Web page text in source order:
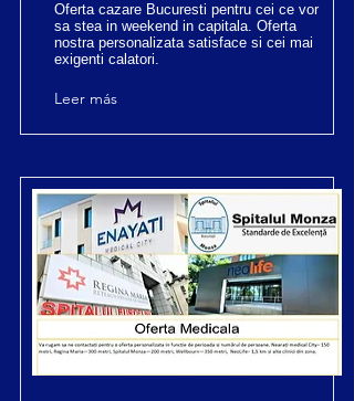
Oferta cazare Bucuresti pentru cei ce vor
sa stea in weekend in capitala. Oferta
nostra personalizata satisface si cei mai
exigenti calatori.
Leer más